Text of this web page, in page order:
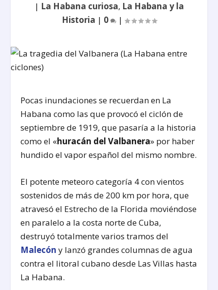
| La Habana curiosa, La Habana y la
Historia | 0 |
Pocas inundaciones se recuerdan en La
Habana como las que provocó el ciclón de
septiembre de 1919, que pasaría a la historia
como el «huracán del Valbanera» por haber
hundido el vapor español del mismo nombre.
El potente meteoro categoría 4 con vientos
sostenidos de más de 200 km por hora, que
atravesó el Estrecho de la Florida moviéndose
en paralelo a la costa norte de Cuba,
destruyó totalmente varios tramos del
Malecón y lanzó grandes columnas de agua
contra el litoral cubano desde Las Villas hasta
La Habana.